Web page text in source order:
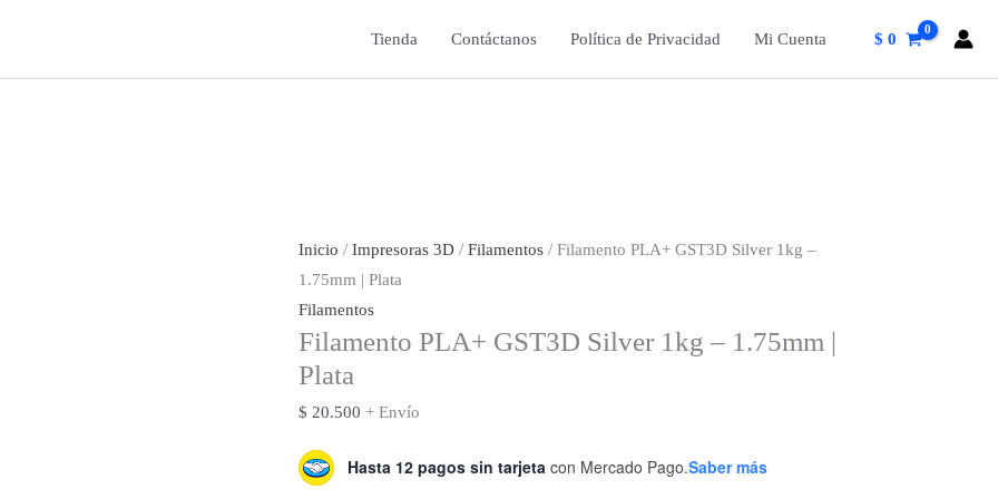
Tienda Contáctanos Política de Privacidad Mi Cuenta $ 0
Inicio / Impresoras 3D / Filamentos / Filamento PLA+ GST3D Silver 1kg –
1.75mm | Plata
Filamentos
Filamento PLA+ GST3D Silver 1kg – 1.75mm |
Plata
$ 20.500 + Envío
Hasta 12 pagos sin tarjeta con Mercado Pago.Saber más